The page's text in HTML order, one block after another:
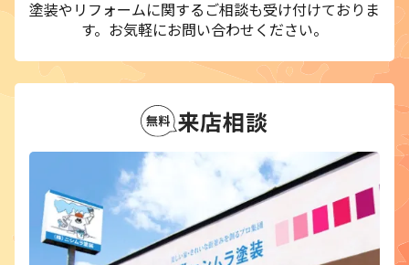
塗装やリフォームに関するご相談も受け付けておりま
す。 お気軽にお問い合わせください。
来店相談